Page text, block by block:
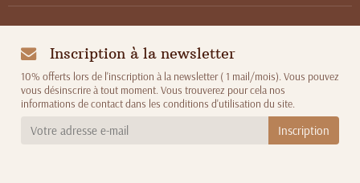
Inscription à la newsletter
10% offerts lors de l'inscription à la newsletter ( 1 mail/mois). Vous pouvez
vous désinscrire à tout moment. Vous trouverez pour cela nos
informations de contact dans les conditions d'utilisation du site.